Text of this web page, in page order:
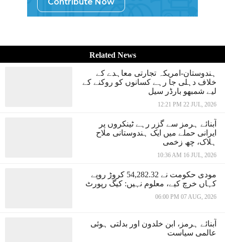
Contribute Now
Related News
ہندوستان-امریکہ تجارتی معاہدے کے
خلاف دہلی جا رہے کسانوں کو روکنے کے
لیے شمبھو بارڈر سیل
12:21 PM 22 JUL, 2026
آبنائے ہرمز سے گزر رہے ٹینکروں پر
ایرانی حملے میں ایک ہندوستانی ملاح
ہلاک، چھ زخمی
10:36 AM 16 JUL, 2026
مودی حکومت نے 54,282.32 کروڑ روپے
کہاں خرچ کیے، معلوم نہیں: کیگ رپورٹ
06:00 PM 07 AUG, 2026
آبنائے ہرمز، ابن خلدون اور بدلتی ہوئی
عالمی سیاست